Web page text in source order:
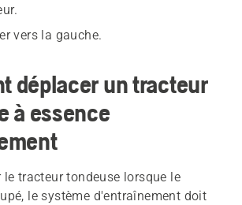
vers la gauche.
déplacer un tracteur
à essence
le tracteur tondeuse lorsque le
le système d'entraînement doit